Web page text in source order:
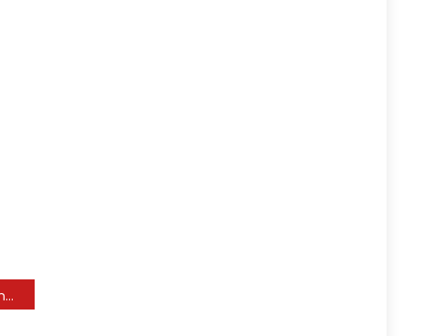
CONCACAF Champions Cup 2025 Bracket: horaire, format expliqué comme Lionel Messi, Inter Miami Viser le trophée continental